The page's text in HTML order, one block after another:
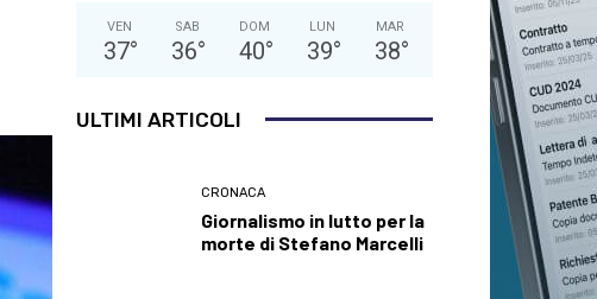
VEN
37°
SAB
36°
DOM
40°
LUN
39°
MAR
38°
ULTIMI ARTICOLI
CRONACA
Giornalismo in lutto per la
morte di Stefano Marcelli